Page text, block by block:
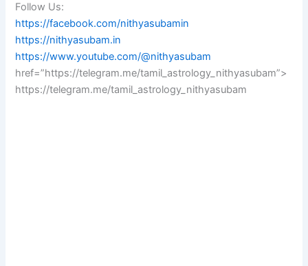
Follow Us:
https://facebook.com/nithyasubamin
https://nithyasubam.in
https://www.youtube.com/@nithyasubam
href=”https://telegram.me/tamil_astrology_nithyasubam”>
https://telegram.me/tamil_astrology_nithyasubam